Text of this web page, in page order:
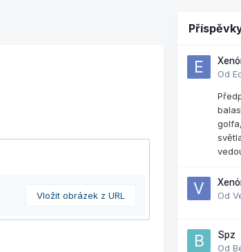
Vložit obrázek z URL
Od
Od
Spz
Od